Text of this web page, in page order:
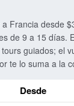
Francia desde
de 9 a 15 días.
guiados; el
te lo suma a la
Desde